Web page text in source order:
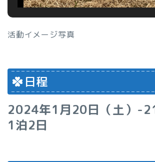
活動イメージ写真
日程
2024年1月20日（土）-
1泊2日